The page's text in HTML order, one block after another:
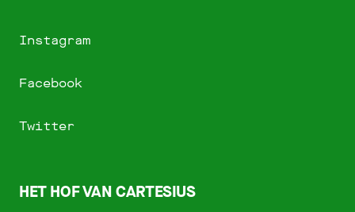
Instagram
Facebook
Twitter
HET HOF VAN CARTESIUS